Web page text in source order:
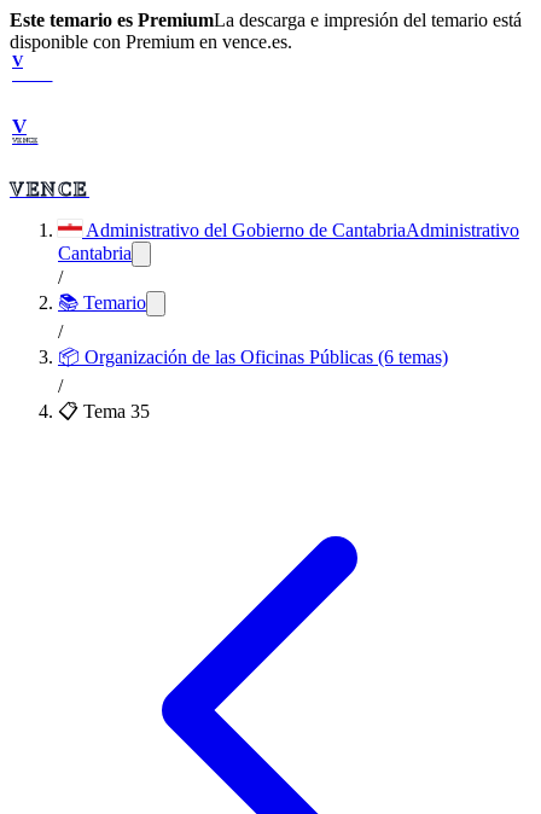
Este temario es PremiumLa descarga e impresión del temario está
disponible con Premium en vence.es.
V
V
VENCE
VENCE
Administrativo del Gobierno de CantabriaAdministrativo
Cantabria
/
📚 Temario
/
📦 Organización de las Oficinas Públicas (6 temas)
/
📋 Tema 35